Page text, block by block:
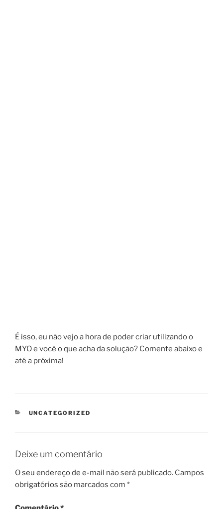
É isso, eu não vejo a hora de poder criar utilizando o
MYO e você o que acha da solução? Comente abaixo e
até a próxima!
CATEGORIAS
UNCATEGORIZED
Deixe um comentário
O seu endereço de e-mail não será publicado. Campos
obrigatórios são marcados com *